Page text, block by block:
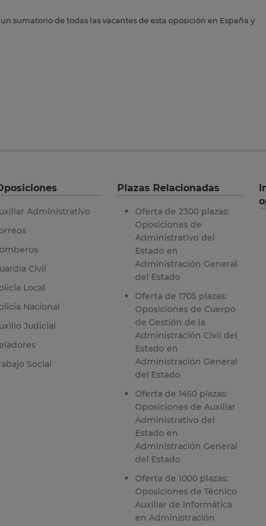
sumatorio de todas las vacantes de esta oposición en España y
Administrativo
Civil
Local
Nacional
Judicial
Social
Plazas Relacionadas
Oferta de 2300 plazas:
Oposiciones de
Administrativo del
Estado en
Administración General
del Estado
Oferta de 1705 plazas:
Oposiciones de Cuerpo
de Gestión de la
Administración Civil del
Estado en
Administración General
del Estado
Oferta de 1450 plazas:
Oposiciones de Auxiliar
Administrativo del
Estado en
Administración General
del Estado
Oferta de 1000 plazas:
Oposiciones de Técnico
Auxiliar de Informática
en Administración